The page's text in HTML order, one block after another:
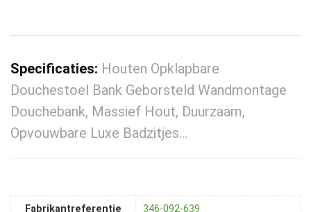
Specificaties: Houten Opklapbare
Douchestoel Bank Geborsteld Wandmontage
Douchebank, Massief Hout, Duurzaam,
Opvouwbare Luxe Badzitjes…
Fabrikantreferentie 346-092-639